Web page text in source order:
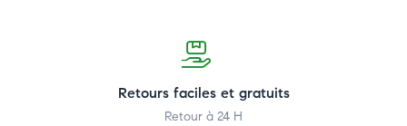
Retours faciles et gratuits
Retour à 24 H